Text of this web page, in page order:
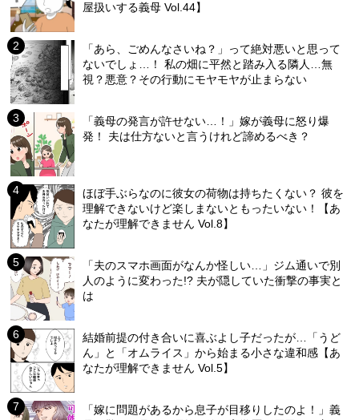
屋扱いする義母 Vol.44】
「あら、ごめんなさいね？」って絶対悪いと思って
ないでしょ…！ 私の畑に平然と踏み入る隣人…無
視？悪意？その行動にモヤモヤが止まらない
「義母の発言が許せない…！」嫁が義母に怒り爆
発！ 夫は仕方ないと言うけれど諦めるべき？
ほぼ手ぶらなのに彼女の荷物は持ちたくない？ 彼を
理解できないけど楽しまないともったいない！【あ
なたが理解できません Vol.8】
「夫のスマホ画面がなんか怪しい…」ジム通いで別
人のように変わった!? 夫が隠していた衝撃の事実と
は
結婚前提の付き合いに喜ぶよし子だったが…「うど
ん」と「オムライス」から始まる小さな違和感【あ
なたが理解できません Vol.5】
「嫁に問題があるから息子が目移りしたのよ！」義